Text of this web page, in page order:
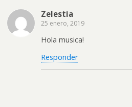
Zelestia
25 enero, 2019
Hola musica!
Responder